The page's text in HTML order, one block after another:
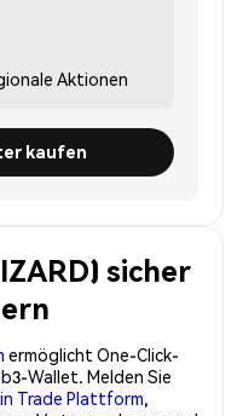
Aktionen
kaufen
sicher
ermöglicht One-Click-
Wallet. Melden Sie
Trade Plattform,